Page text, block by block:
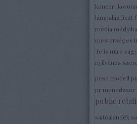
koncert
lámpaláz liszt
média
mesterséges
Te is mire
nyilvános
peso modell
pr menedzser
public
sajtóajándék